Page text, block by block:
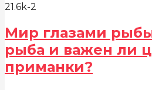
21.6k-2
Мир глазами
рыба и важен ли
приманки?